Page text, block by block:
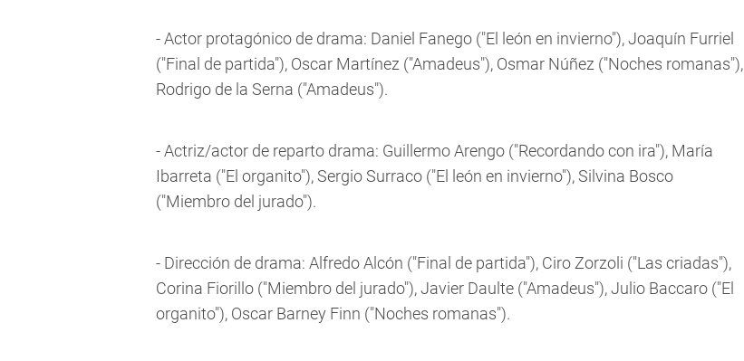
- Actor protagónico de drama: Daniel Fanego ("El león en invierno"), Joaquín Furriel
("Final de partida"), Oscar Martínez ("Amadeus"), Osmar Núñez ("Noches romanas"),
Rodrigo de la Serna ("Amadeus").
- Actriz/actor de reparto drama: Guillermo Arengo ("Recordando con ira"), María
Ibarreta ("El organito"), Sergio Surraco ("El león en invierno"), Silvina Bosco
("Miembro del jurado").
- Dirección de drama: Alfredo Alcón ("Final de partida"), Ciro Zorzoli ("Las criadas"),
Corina Fiorillo ("Miembro del jurado"), Javier Daulte ("Amadeus"), Julio Baccaro ("El
organito"), Oscar Barney Finn ("Noches romanas").